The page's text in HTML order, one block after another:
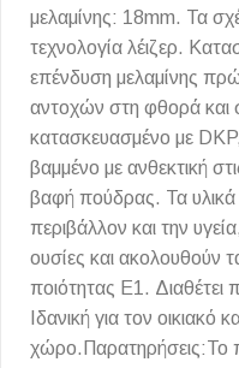
μελαμίνης: 18mm. Τα
τεχνολογία λέιζερ.
επένδυση μελαμίνης
αντοχών στη φθορά και
κατασκευασμένο με DKP,
βαμμένο με ανθεκτική
βαφή πούδρας. Τα υλικά
περιβάλλον και την
ουσίες και ακολουθούν
ποιότητας Ε1. Διαθέτει
Ιδανική για τον οικιακό
χώρο.Παρατηρήσεις:Το